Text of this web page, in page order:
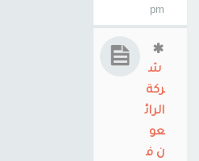
pm
ش
ركة
الرائ
عو
ن ف